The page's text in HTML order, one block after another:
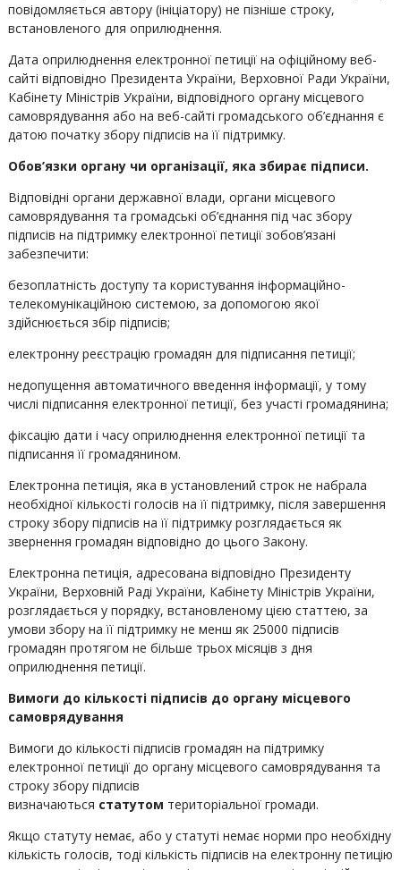
повідомляється автору (ініціатору) не пізніше строку,
встановленого для оприлюднення.
Дата оприлюднення електронної петиції на офіційному веб-
сайті відповідно Президента України, Верховної Ради України,
Кабінету Міністрів України, відповідного органу місцевого
самоврядування або на веб-сайті громадського об’єднання є
датою початку збору підписів на її підтримку.
Обов’язки органу чи організації, яка збирає підписи.
Відповідні органи державної влади, органи місцевого
самоврядування та громадські об’єднання під час збору
підписів на підтримку електронної петиції зобов’язані
забезпечити:
безоплатність доступу та користування інформаційно-
телекомунікаційною системою, за допомогою якої
здійснюється збір підписів;
електронну реєстрацію громадян для підписання петиції;
недопущення автоматичного введення інформації, у тому
числі підписання електронної петиції, без участі громадянина;
фіксацію дати і часу оприлюднення електронної петиції та
підписання її громадянином.
Електронна петиція, яка в установлений строк не набрала
необхідної кількості голосів на її підтримку, після завершення
строку збору підписів на її підтримку розглядається як
звернення громадян відповідно до цього Закону.
Електронна петиція, адресована відповідно Президенту
України, Верховній Раді України, Кабінету Міністрів України,
розглядається у порядку, встановленому цією статтею, за
умови збору на її підтримку не менш як 25000 підписів
громадян протягом не більше трьох місяців з дня
оприлюднення петиції.
Вимоги до кількості підписів до органу місцевого
самоврядування
Вимоги до кількості підписів громадян на підтримку
електронної петиції до органу місцевого самоврядування та
строку збору підписів
визначаються статутом територіальної громади.
Якщо статуту немає, або у статуті немає норми про необхідну
кількість голосів, тоді кількість підписів на електронну петицію